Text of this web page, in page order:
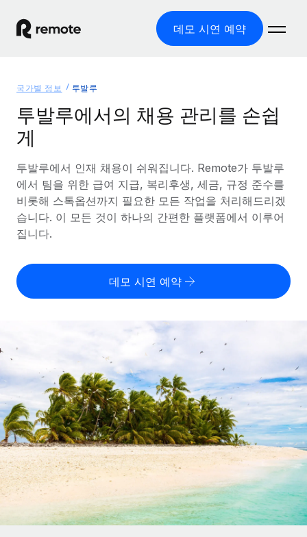
데모 시연 예약
글로벌 급여
규정을 준수하며 급여 지급을 손쉽게 처리
기록상 고용주(EOR)
법인 설립 비용 없이 전 세계로 사업을 확장
복잡한 고용 업무를 아웃소싱
인프라
Remote 통합
HR을 워크플로에 매끄럽게 통합
플랫폼
팀을 위한 통합된 핵심 HR 기능
연결 새로운
솔루션
글로벌 서비스 제공
국가별 정보
국가별 글로벌 채용 지원 알아보기
미국 주별 정보
Remote와 다른 솔루션 비교
다른 업체들과 비교해보기
스타트업
성장하는 기업을 위한 민첩한 글로벌 HR 및 급여 솔루션
중견기업
맞춤형 HR 솔루션으로 팀 확장
엔터프라이즈
대기업을 위한 글로벌 HR
REMOTE 파트너 되기
리소스
도구 및 계산기
국가별 총 인건비 계산
글로벌 계약직을 위한 통화 옵션과 지급 소요 시간 확인
REMOTE와 함께 배우기
리서치 및 가이드
사례 연구
HR 용어집
체크리스트 및 템플릿
직무 설명 라이브러리
요금
한국어
English
Français
Deutsch
Español
Italiano
Português (Portugal)
로그인
국가별 정보 투발루
투발루에서의 채용 관리를 손쉽
게
투발루에서 인재 채용이 쉬워집니다. Remote가 투발루
에서 팀을 위한 급여 지급, 복리후생, 세금, 규정 준수를
비롯해 스톡옵션까지 필요한 모든 작업을 처리해드리겠
습니다. 이 모든 것이 하나의 간편한 플랫폼에서 이루어
집니다.
데모 시연 예약